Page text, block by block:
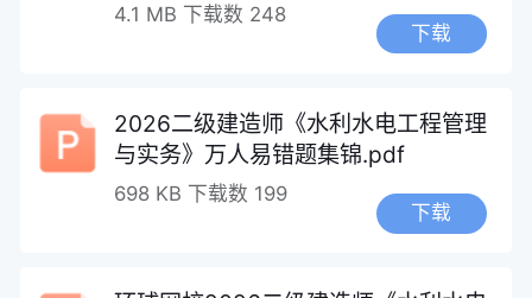
4.1 MB 下载数 248
下载
2026二级建造师《水利水电工程管理
与实务》万人易错题集锦.pdf
698 KB 下载数 199
下载